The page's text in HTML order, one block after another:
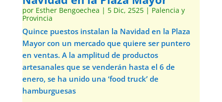
por Esther Bengoechea | 5 Dic, 2525| Palencia y
Provincia
Quince puestos instalan la Navidad en la Plaza
Mayor con un mercado que quiere ser puntero
en ventas. A la amplitud de productos
artesanales que se venderán hasta el 6 de
enero, se ha unido una ‘food truck’ de
hamburguesas